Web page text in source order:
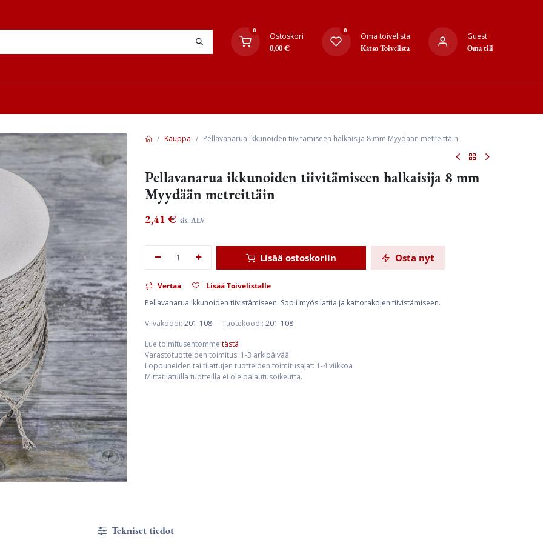
0
Ostoskori
0,00€
0
Oma toivelista
Katso Toivelista
Guest
Oma tili
Kauppa Pellavanarua ikkunoiden tiivitämiseen halkaisija 8 mm Myydään metreittäin
Pellavanarua ikkunoiden tiivitämiseen halkaisija 8 mm
Myydään metreittäin
2,41 € sis. ALV
Lisää ostoskoriin Osta nyt
Vertaa
Lisää Toivelistalle
Pellavanarua ikkunoiden tiivistämiseen. Sopii myös lattia ja kattorakojen tiivistämiseen.
Viivakoodi: 201-108 Tuotekoodi: 201-108
Lue toimitusehtomme tästä
Varastotuotteiden toimitus: 1-3 arkipäivää
Loppuneiden tai tilattujen tuotteiden toimitusajat: 1-4 viikkoa
Mittatilatuilla tuotteilla ei ole palautusoikeutta.
Tekniset tiedot